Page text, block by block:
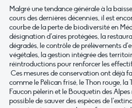
Malgré une tendance générale à la
cours des dernières décennies, il est
courbe de la perte de biodiversité en
désignation d’aires protégées, la
dégradés, le contrôle de prélèvements
végétales, la gestion intégrée des
réintroductions pour renforcer les
Ces mesures de conservation ont déjà
comme le Pélican frisé, le Thon rouge, la
Faucon pèlerin et le Bouquetin des
possible de sauver des espèces de